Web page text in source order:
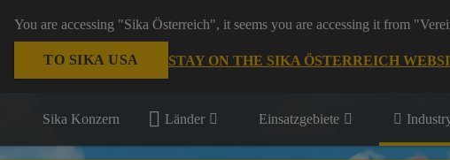
You are accessing "Sika Österreich", it seems you are accessing it from
TO SIKA USA STAY ON THE SIKA ÖSTERREICH
Sika Konzern Länder Einsatzgebiete